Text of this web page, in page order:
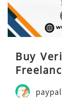
Buy